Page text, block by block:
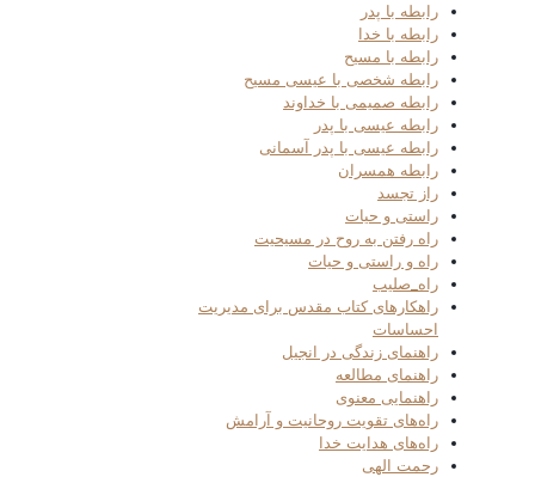
رابطه با پدر
رابطه با خدا
رابطه با مسیح
رابطه شخصی با عیسی مسیح
رابطه صمیمی با خداوند
رابطه عیسی با پدر
رابطه عیسی با پدر آسمانی
رابطه همسران
راز تجسد
راستی و حیات
راه رفتن به روح در مسیحیت
راه و راستی و حیات
راه_صلیب
راهکارهای کتاب مقدس برای مدیریت
احساسات
راهنمای زندگی در انجیل
راهنمای مطالعه
راهنمایی معنوی
راه‌های تقویت روحانیت و آرامش
راه‌های هدایت خدا
رحمت الهی